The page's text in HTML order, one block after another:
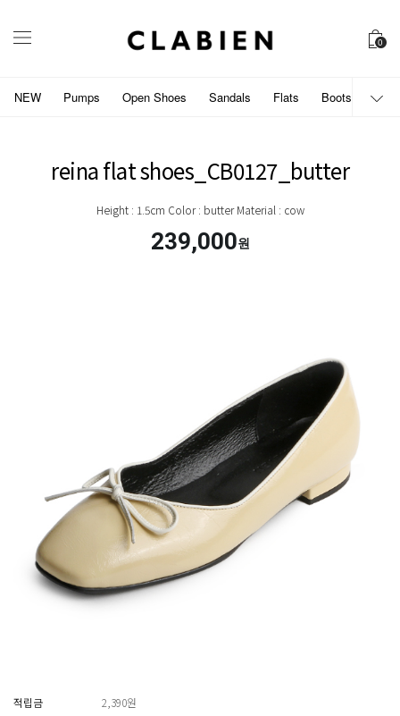
0
NEW Pumps Open Shoes Sandals Flats Boots 개
reina flat shoes_CB0127_butter
Height : 1.5cm Color : butter Material : cow
239,000원
적립금
2,390원